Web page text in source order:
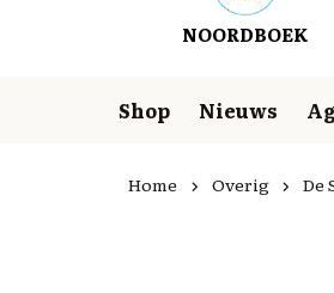
NOORDBOEK
Shop Nieuws
Home Overig De